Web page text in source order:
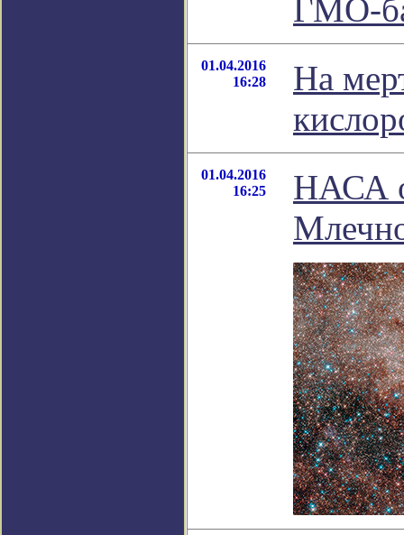
ГМО-
01.04.2016
16:28
На
01.04.2016
16:25
НАСА